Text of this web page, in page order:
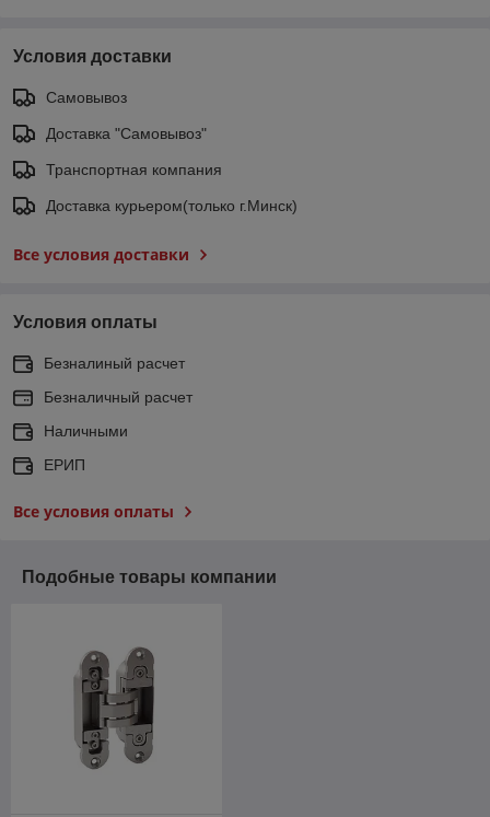
Условия доставки
Самовывоз
Доставка "Самовывоз"
Транспортная компания
Доставка курьером(только г.Минск)
Все условия доставки
Условия оплаты
Безналиный расчет
Безналичный расчет
Наличными
ЕРИП
Все условия оплаты
Подобные товары компании